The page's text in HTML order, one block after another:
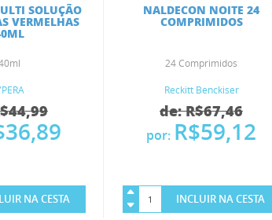
SOLUÇÃO
VERMELHAS
NA CESTA
NALDECON NOITE 24
COMPRIMIDOS
24 Comprimidos
Reckitt Benckiser
de: R$67,46
por: R$59,12
INCLUIR NA CESTA